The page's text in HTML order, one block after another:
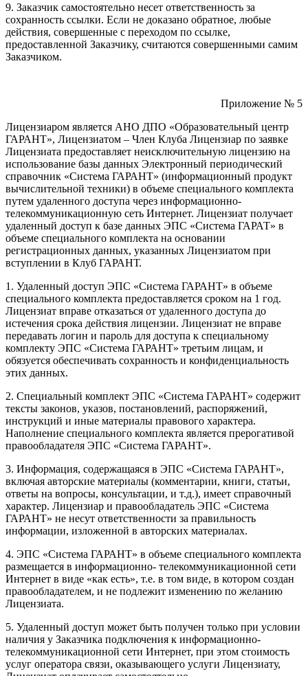
9. Заказчик самостоятельно несет ответственность за
сохранность ссылки. Если не доказано обратное, любые
действия, совершенные с переходом по ссылке,
предоставленной Заказчику, считаются совершенными самим
Заказчиком.
Приложение № 5
Лицензиаром является АНО ДПО «Образовательный центр
ГАРАНТ», Лицензиатом – Член Клуба Лицензиар по заявке
Лицензиата предоставляет неисключительную лицензию на
использование базы данных Электронный периодический
справочник «Система ГАРАНТ» (информационный продукт
вычислительной техники) в объеме специального комплекта
путем удаленного доступа через информационно-
телекоммуникационную сеть Интернет. Лицензиат получает
удаленный доступ к базе данных ЭПС «Система ГАРАТ» в
объеме специального комплекта на основании
регистрационных данных, указанных Лицензиатом при
вступлении в Клуб ГАРАНТ.
1. Удаленный доступ ЭПС «Система ГАРАНТ» в объеме
специального комплекта предоставляется сроком на 1 год.
Лицензиат вправе отказаться от удаленного доступа до
истечения срока действия лицензии. Лицензиат не вправе
передавать логин и пароль для доступа к специальному
комплекту ЭПС «Система ГАРАНТ» третьим лицам, и
обязуется обеспечивать сохранность и конфиденциальность
этих данных.
2. Специальный комплект ЭПС «Система ГАРАНТ» содержит
тексты законов, указов, постановлений, распоряжений,
инструкций и иные материалы правового характера.
Наполнение специального комплекта является прерогативой
правообладателя ЭПС «Система ГАРАНТ».
3. Информация, содержащаяся в ЭПС «Система ГАРАНТ»,
включая авторские материалы (комментарии, книги, статьи,
ответы на вопросы, консультации, и т.д.), имеет справочный
характер. Лицензиар и правообладатель ЭПС «Система
ГАРАНТ» не несут ответственности за правильность
информации, изложенной в авторских материалах.
4. ЭПС «Система ГАРАНТ» в объеме специального комплекта
размещается в информационно- телекоммуникационной сети
Интернет в виде «как есть», т.е. в том виде, в котором создан
правообладателем, и не подлежит изменению по желанию
Лицензиата.
5. Удаленный доступ может быть получен только при условии
наличия у Заказчика подключения к информационно-
телекоммуникационной сети Интернет, при этом стоимость
услуг оператора связи, оказывающего услуги Лицензиату,